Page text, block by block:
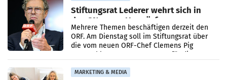
Stiftungsrat Lederer wehrt sich in
den SN gegen Vorwürfe
Mehrere Themen beschäftigen derzeit den
ORF. Am Dienstag soll im Stiftungsrat über
die vom neuen ORF-Chef Clemens Pig
vorgeschlagenen Besetzungen für die
MARKETING & MEDIA